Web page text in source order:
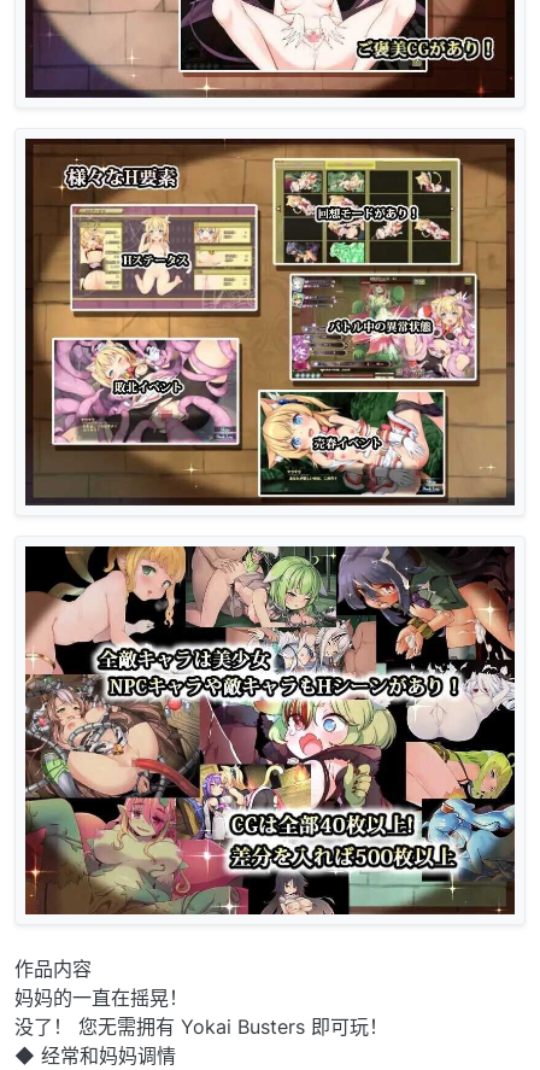
作品内容
妈妈的一直在摇晃！
没了！ 您无需拥有 Yokai Busters 即可玩！
◆ 经常和妈妈调情